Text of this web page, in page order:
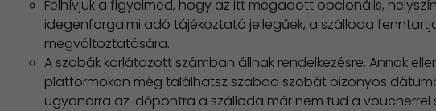
Felhívjuk a figyelmed, hogy az itt megadott opcionális,
idegenforgalmi adó tájékoztató jellegűek, a szálloda
megváltoztatására.
A szobák korlátozott számban állnak rendelkezésre. Annak
platformokon még találhatsz szabad szobát bizonyos
ugyanarra az időpontra a szálloda már nem tud a voucherrel